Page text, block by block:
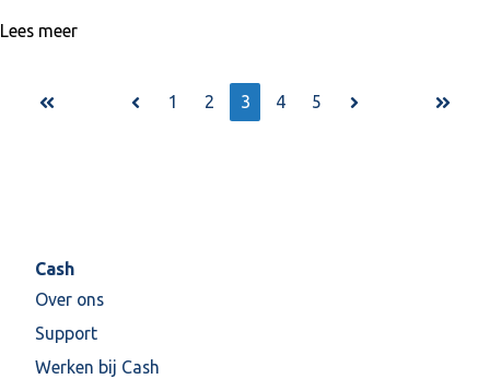
Lees meer
Eerste Vorige1 2 3 4 5 Volgende Laatste
Cash
Over ons
Support
Werken bij Cash